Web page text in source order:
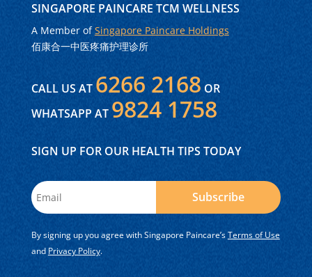
SINGAPORE PAINCARE TCM WELLNESS
A Member ofSingapore Paincare Holdings
佰康合一中医疼痛护理诊所
CALL US AT 6266 2168 OR
WHATSAPP AT 9824 1758
SIGN UP FOR OUR HEALTH TIPS TODAY
Subscribe
By signing up you agree with Singapore Paincare’sTerms of Use
and Privacy Policy.